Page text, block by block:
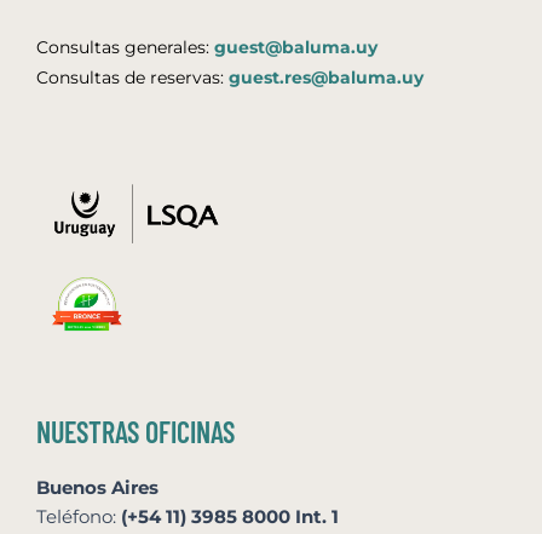
Consultas generales: guest@baluma.uy
Consultas de reservas: guest.res@baluma.uy
NUESTRAS OFICINAS
Buenos Aires
Teléfono: (+54 11) 3985 8000 Int. 1